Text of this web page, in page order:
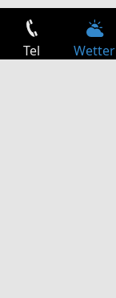
Tel Wetter